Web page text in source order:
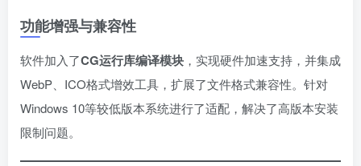
功能增强与兼容性
软件加入了CG运行库编译模块 ，实现硬件加速支持，并集成
WebP、ICO格式增效工具，扩展了文件格式兼容性。针对
Windows 10等较低版本系统进行了适配，解决了高版本安装
限制问题。